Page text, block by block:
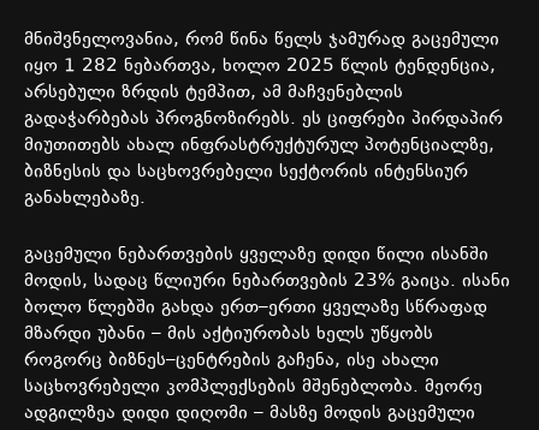
მნიშვნელოვანია, რომ წინა წელს ჯამურად გაცემული
იყო 1 282 ნებართვა, ხოლო 2025 წლის ტენდენცია,
არსებული ზრდის ტემპით, ამ მაჩვენებლის
გადაჭარბებას პროგნოზირებს. ეს ციფრები პირდაპირ
მიუთითებს ახალ ინფრასტრუქტურულ პოტენციალზე,
ბიზნესის და საცხოვრებელი სექტორის ინტენსიურ
განახლებაზე.
გაცემული ნებართვების ყველაზე დიდი წილი ისანში
მოდის, სადაც წლიური ნებართვების 23% გაიცა. ისანი
ბოლო წლებში გახდა ერთ–ერთი ყველაზე სწრაფად
მზარდი უბანი – მის აქტიურობას ხელს უწყობს
როგორც ბიზნეს–ცენტრების გაჩენა, ისე ახალი
საცხოვრებელი კომპლექსების მშენებლობა. მეორე
ადგილზეა დიდი დიღომი – მასზე მოდის გაცემული